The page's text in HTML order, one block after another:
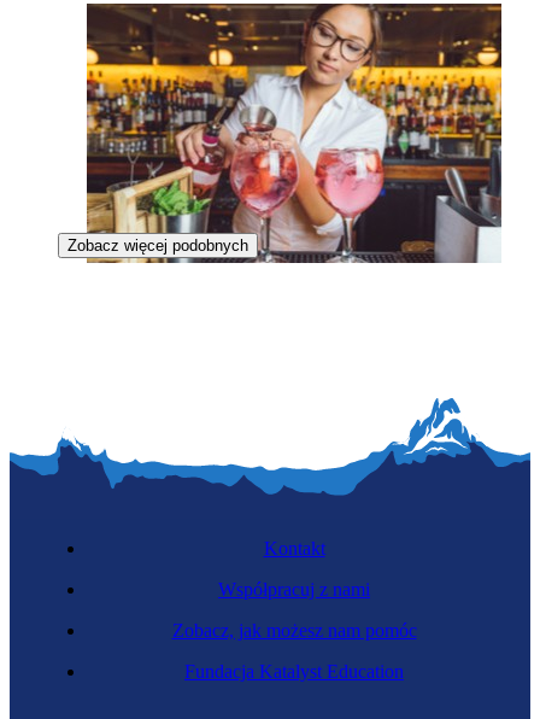
Sommelierka
Zobacz więcej podobnych
Kontakt
Współpracuj z nami
Zobacz, jak możesz nam pomóc
Fundacja Katalyst Education